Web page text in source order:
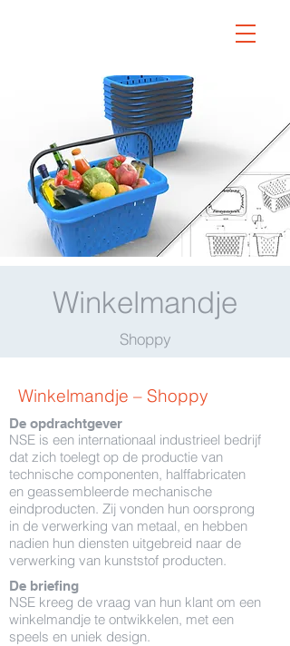
Winkelmandje
Shoppy
Winkelmandje – Shoppy
De opdrachtgever
NSE is een internationaal industrieel bedrijf
dat zich toelegt op de productie van
technische componenten, halffabricaten
en geassembleerde mechanische
eindproducten. Zij vonden hun oorsprong
in de verwerking van metaal, en hebben
nadien hun diensten uitgebreid naar de
verwerking van kunststof producten.
De briefing
NSE kreeg de vraag van hun klant om een
winkelmandje te ontwikkelen, met een
speels en uniek design.